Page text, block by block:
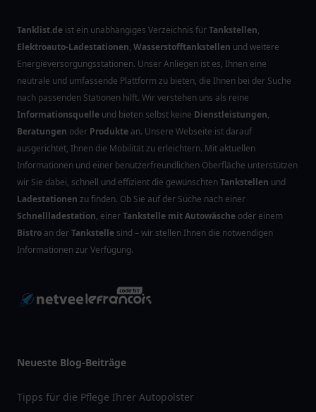
Tanklist.de ist ein unabhängiges Verzeichnis fürTankstellen,
Elektroauto-Ladestationen, Wasserstofftankstellen und weitere
Energieversorgungsstationen. Unser Anliegen ist es, Ihnen eine
neutrale und umfassende Plattform zu bieten, die Ihnen bei der Suche
nach passenden Stationen hilft. Wir verstehen uns als reine
Informationsquelle und bieten selbst keine Dienstleistungen,
Beratungen oder Produkte an. Unsere Webseite ist darauf
ausgerichtet, Ihnen die Mobilität zu erleichtern. Mit aktuellen
Informationen und einer benutzerfreundlichen Oberfläche unterstützen
wir Sie dabei, schnell und effizient die gewünschtenTankstellen und
Ladestationen zu finden. Ob Sie auf der Suche nach einer
Schnellladestation, einerTankstelle mit Autowäsche oder einem
Bistro an derTankstelle sind – wir stellen Ihnen die notwendigen
Informationen zur Verfügung.
Neueste Blog-Beiträge
Tipps für die Pflege Ihrer Autopolster